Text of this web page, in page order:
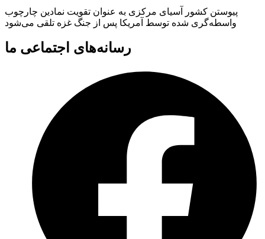
پیوستن کشور آسیای مرکزی به عنوان تقویت نمادین چارچوب
واسطه‌گری شده توسط آمریکا پس از جنگ غزه تلقی می‌شود
رسانه‌های اجتماعی ما